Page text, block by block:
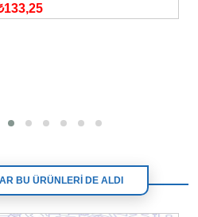
BU ÜRÜNLERİ DE ALDI